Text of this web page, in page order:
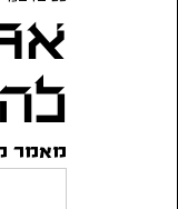
מאמר מאת